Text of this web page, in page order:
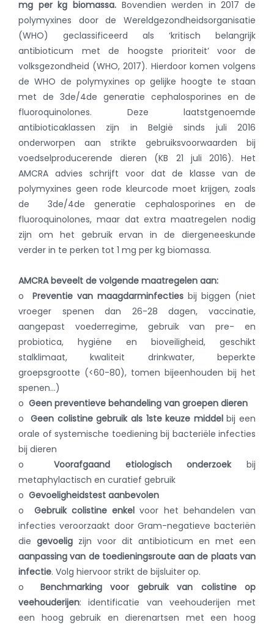
mg per kg biomassa.Bovendien werden in 2017 de
polymyxines door de Wereldgezondheidsorganisatie
(WHO) geclassificeerd als ‘kritisch belangrijk
antibioticum met de hoogste prioriteit’ voor de
volksgezondheid (WHO, 2017). Hierdoor komen volgens
de WHO de polymyxines op gelijke hoogte te staan
met de 3de/4de generatie cephalosporines en de
fluoroquinolones. Deze laatstgenoemde
antibioticaklassen zijn in België sinds juli 2016
onderworpen aan strikte gebruiksvoorwaarden bij
voedselproducerende dieren (KB 21 juli 2016). Het
AMCRA advies schrijft voor dat de klasse van de
polymyxines geen rode kleurcode moet krijgen, zoals
de 3de/4de generatie cephalosporines en de
fluoroquinolones, maar dat extra maatregelen nodig
zijn om het gebruik ervan in de diergeneeskunde
verder in te perken tot 1 mg per kg biomassa.
AMCRA beveelt de volgende maatregelen aan:
o Preventie van maagdarminfecties bij biggen (niet
vroeger spenen dan 26-28 dagen, vaccinatie,
aangepast voederregime, gebruik van pre- en
probiotica, hygiëne en bioveiligheid, geschikt
stalklimaat, kwaliteit drinkwater, beperkte
groepsgrootte (<60-80), tomen bijeenhouden bij het
spenen…)
o Geen preventieve behandeling van groepen dieren
oGeen colistine gebruik als 1ste keuze middelbij een
orale of systemische toediening bij bacteriële infecties
bij dieren
oVoorafgaand etiologisch onderzoekbij
metaphylactisch en curatief gebruik
o Gevoeligheidstest aanbevolen
o Gebruik colistine enkelvoor het behandelen van
infecties veroorzaakt door Gram-negatieve bacteriën
die gevoelig zijn voor dit antibioticum en met een
aanpassing van de toedieningsroute aan de plaats van
infectie. Volg hiervoor strikt de bijsluiter op.
o Benchmarking voor gebruik van colistine op
veehouderijen: identificatie van veehouderijen met
een hoog gebruik en dierenartsen met een hoog